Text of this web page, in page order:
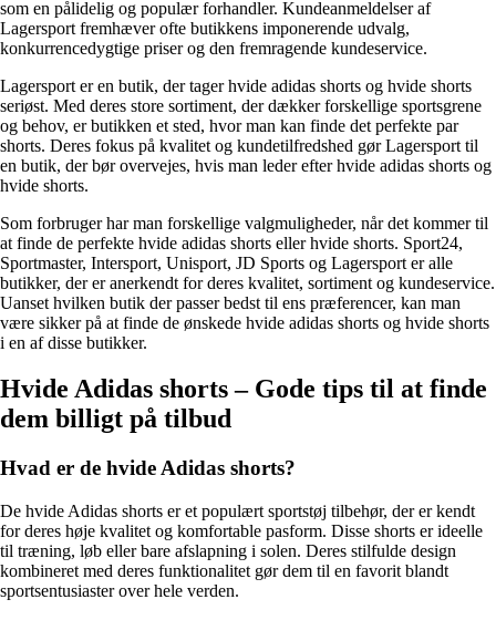
som en pålidelig og populær forhandler. Kundeanmeldelser af
Lagersport fremhæver ofte butikkens imponerende udvalg,
konkurrencedygtige priser og den fremragende kundeservice.
Lagersport er en butik, der tager hvide adidas shorts og hvide shorts
seriøst. Med deres store sortiment, der dækker forskellige sportsgrene
og behov, er butikken et sted, hvor man kan finde det perfekte par
shorts. Deres fokus på kvalitet og kundetilfredshed gør Lagersport til
en butik, der bør overvejes, hvis man leder efter hvide adidas shorts og
hvide shorts.
Som forbruger har man forskellige valgmuligheder, når det kommer til
at finde de perfekte hvide adidas shorts eller hvide shorts. Sport24,
Sportmaster, Intersport, Unisport, JD Sports og Lagersport er alle
butikker, der er anerkendt for deres kvalitet, sortiment og kundeservice.
Uanset hvilken butik der passer bedst til ens præferencer, kan man
være sikker på at finde de ønskede hvide adidas shorts og hvide shorts
i en af disse butikker.
Hvide Adidas shorts – Gode tips til at finde
dem billigt på tilbud
Hvad er de hvide Adidas shorts?
De hvide Adidas shorts er et populært sportstøj tilbehør, der er kendt
for deres høje kvalitet og komfortable pasform. Disse shorts er ideelle
til træning, løb eller bare afslapning i solen. Deres stilfulde design
kombineret med deres funktionalitet gør dem til en favorit blandt
sportsentusiaster over hele verden.